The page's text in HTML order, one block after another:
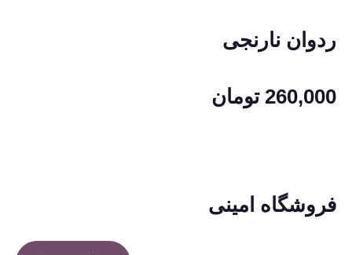
ردوان نارنجی
260,000 تومان
فروشگاه امینی